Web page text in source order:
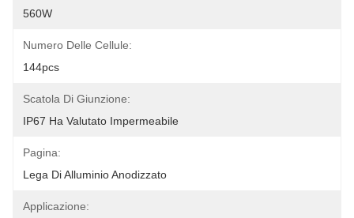
560W
Numero Delle Cellule:
144pcs
Scatola Di Giunzione:
IP67 Ha Valutato Impermeabile
Pagina:
Lega Di Alluminio Anodizzato
Applicazione: